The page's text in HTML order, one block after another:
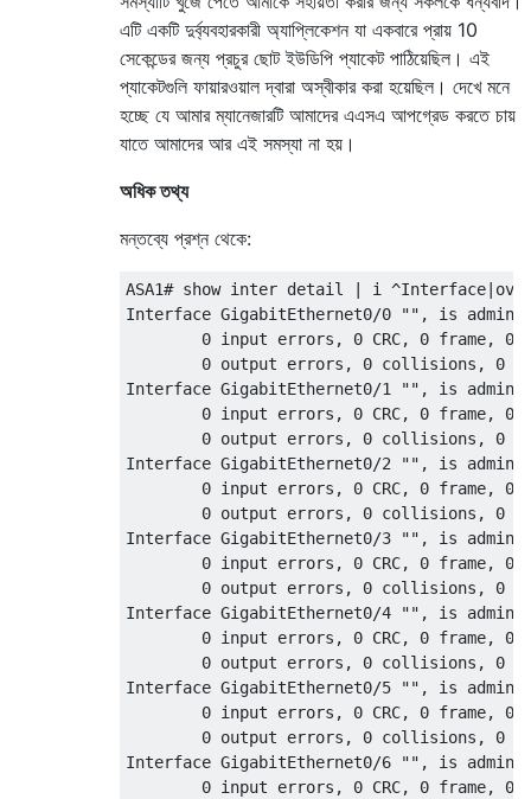
এটি একটি দুর্ব্যবহারকারী অ্যাপ্লিকেশন যা একবারে প্রায় 10
সেকেন্ডের জন্য প্রচুর ছোট ইউডিপি প্যাকেট পাঠিয়েছিল। এই
প্যাকেটগুলি ফায়ারওয়াল দ্বারা অস্বীকার করা হয়েছিল। দেখে মনে
হচ্ছে যে আমার ম্যানেজারটি আমাদের এএসএ আপগ্রেড করতে চায়
যাতে আমাদের আর এই সমস্যা না হয়।
অধিক তথ্য
মন্তব্যে প্রশ্ন থেকে:
ASA1# show inter detail | i
Interface GigabitEthernet0/0 "", is
0 input errors, 0 CRC, 0 frame, 0
0 output errors, 0 collisions, 0
Interface GigabitEthernet0/1 "", is
0 input errors, 0 CRC, 0 frame, 0
0 output errors, 0 collisions, 0
Interface GigabitEthernet0/2 "", is
0 input errors, 0 CRC, 0 frame, 0
0 output errors, 0 collisions, 0
Interface GigabitEthernet0/3 "", is
0 input errors, 0 CRC, 0 frame, 0
0 output errors, 0 collisions, 0
Interface GigabitEthernet0/4 "", is
0 input errors, 0 CRC, 0 frame, 0
0 output errors, 0 collisions, 0
Interface GigabitEthernet0/5 "", is
0 input errors, 0 CRC, 0 frame, 0
0 output errors, 0 collisions, 0
Interface GigabitEthernet0/6 "", is
0 input errors, 0 CRC, 0 frame, 0